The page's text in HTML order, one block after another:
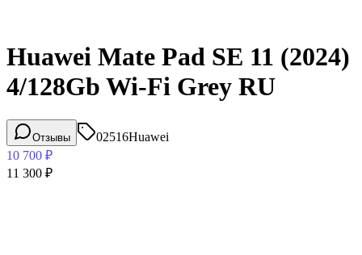
Huawei Mate Pad SE 11 (2024)
4/128Gb Wi-Fi Grey RU
Отзывы 02516Huawei
10 700 ₽
11 300 ₽